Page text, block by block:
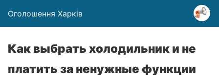
Оголошення Харків
Как выбрать холодильник и не
платить за ненужные функции